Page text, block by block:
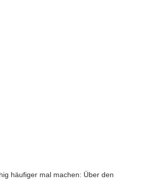
häufiger mal machen: Über den